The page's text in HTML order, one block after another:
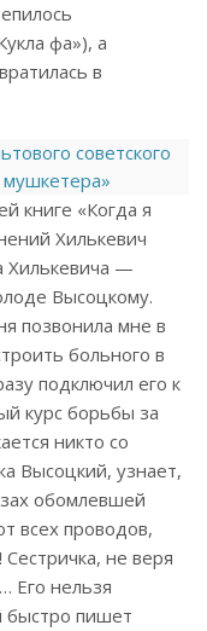
фа»), а
в
книге «Когда я
Хилькевич
Хилькевича —
Высоцкому.
позвонила мне в
больного в
подключил его к
курс борьбы за
никто со
Высоцкий, узнает,
обомлевшей
всех проводов,
не веря
Его нельзя
быстро пишет